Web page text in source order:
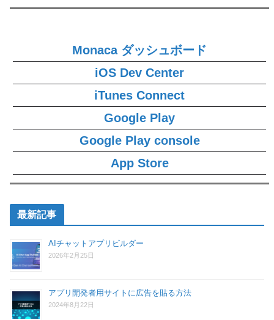
Monaca ダッシュボード
iOS Dev Center
iTunes Connect
Google Play
Google Play console
App Store
最新記事
AIチャットアプリビルダー
2026年2月25日
アプリ開発者用サイトに広告を貼る方法
2024年8月22日